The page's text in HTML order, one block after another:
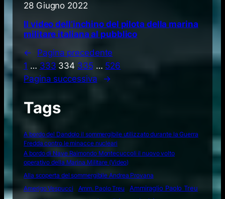
28 Giugno 2022
Il video dell’inchino del pilota della marina
militare italiana al pubblico
←
Pagina precedente
1 … 333 334 335 … 526
Pagina successiva
→
Tags
A bordo del Dandolo il sommergibile utilizzato durante la Guerra
Fredda contro le minacce nucleari
A bordo di Nave Raimondo Montecuccoli il nuovo volto
operativo della Marina Militare (Video)
Alla scoperta del sommergibile Andrea Provana
Amerigo Vespucci
Amm. Paolo Treu
Ammiraglio Paolo Treu